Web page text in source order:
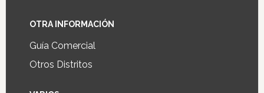
OTRA INFORMACIÓN
Guía Comercial
Otros Distritos